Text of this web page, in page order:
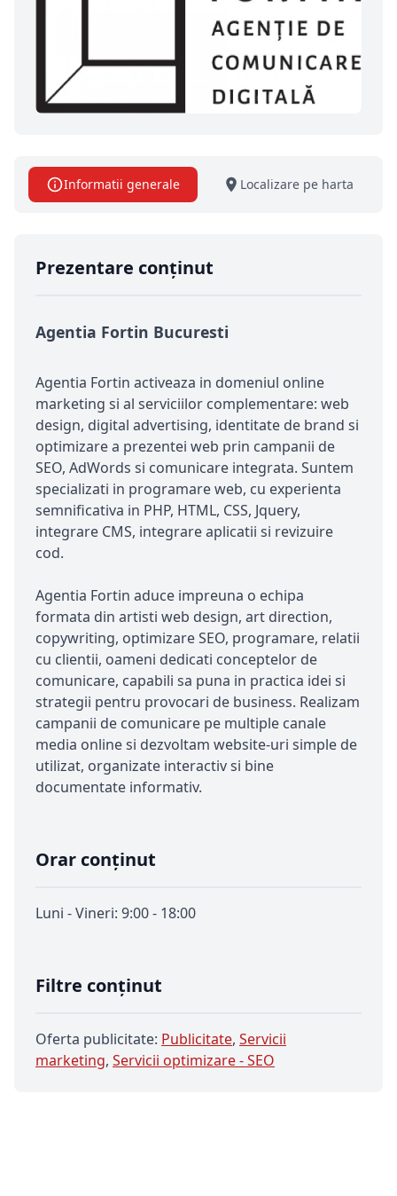
Informatii generale Localizare pe harta
Prezentare conținut
Agentia Fortin Bucuresti
Agentia Fortin activeaza in domeniul online
marketing si al serviciilor complementare: web
design, digital advertising, identitate de brand si
optimizare a prezentei web prin campanii de
SEO, AdWords si comunicare integrata. Suntem
specializati in programare web, cu experienta
semnificativa in PHP, HTML, CSS, Jquery,
integrare CMS, integrare aplicatii si revizuire
cod.
Agentia Fortin aduce impreuna o echipa
formata din artisti web design, art direction,
copywriting, optimizare SEO, programare, relatii
cu clientii, oameni dedicati conceptelor de
comunicare, capabili sa puna in practica idei si
strategii pentru provocari de business. Realizam
campanii de comunicare pe multiple canale
media online si dezvoltam website-uri simple de
utilizat, organizate interactiv si bine
documentate informativ.
Orar conținut
Luni - Vineri: 9:00 - 18:00
Filtre conținut
Oferta publicitate: Publicitate, Servicii
marketing, Servicii optimizare - SEO